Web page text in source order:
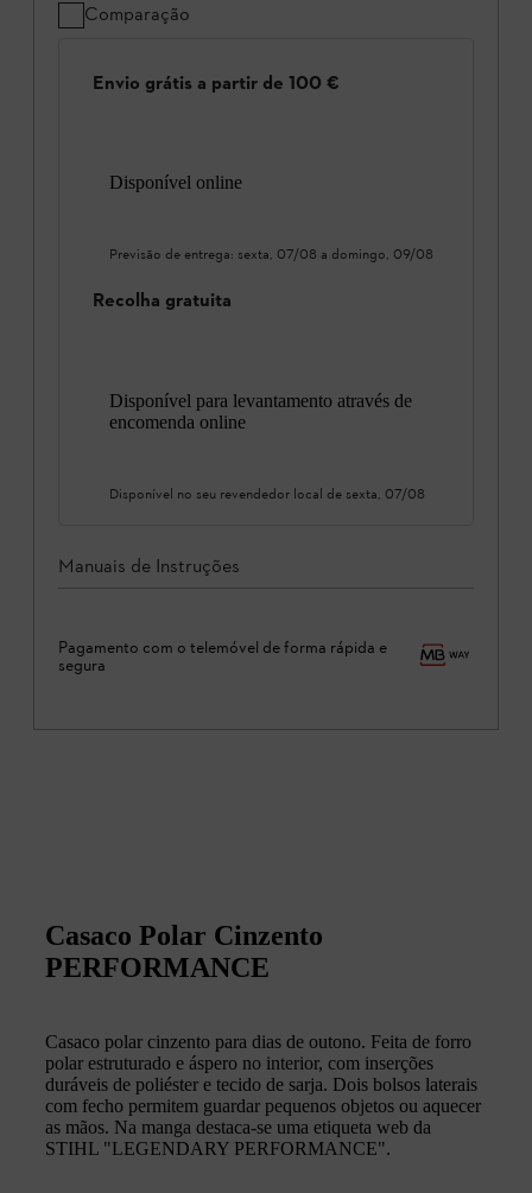
Comparação
Envio grátis a partir de 100 €
Disponível online
Previsão de entrega: sexta, 07/08 a domingo, 09/08
Recolha gratuita
Disponível para levantamento através de
encomenda online
Disponível no seu revendedor local de sexta, 07/08
Manuais de Instruções
Pagamento com o telemóvel de forma rápida e
segura
Casaco Polar Cinzento
PERFORMANCE
Casaco polar cinzento para dias de outono. Feita de forro
polar estruturado e áspero no interior, com inserções
duráveis de poliéster e tecido de sarja. Dois bolsos laterais
com fecho permitem guardar pequenos objetos ou aquecer
as mãos. Na manga destaca-se uma etiqueta web da
STIHL "LEGENDARY PERFORMANCE".